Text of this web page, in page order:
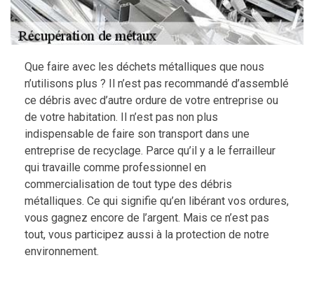
Que faire avec les déchets métalliques que nous
n’utilisons plus ? Il n’est pas recommandé d’assemblé
ce débris avec d’autre ordure de votre entreprise ou
de votre habitation. Il n’est pas non plus
indispensable de faire son transport dans une
entreprise de recyclage. Parce qu’il y a le ferrailleur
qui travaille comme professionnel en
commercialisation de tout type des débris
métalliques. Ce qui signifie qu’en libérant vos ordures,
vous gagnez encore de l’argent. Mais ce n’est pas
tout, vous participez aussi à la protection de notre
environnement.